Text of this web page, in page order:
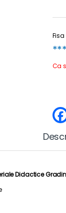
Ca
Didactice